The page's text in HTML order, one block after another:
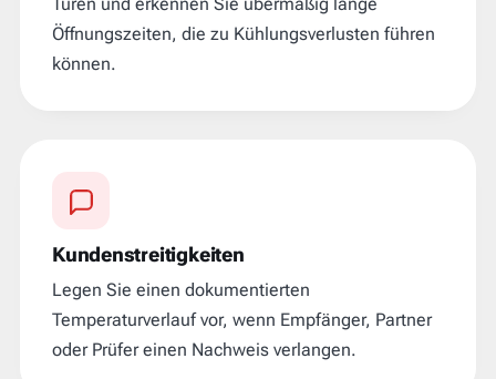
Türen und erkennen Sie übermäßig lange
Öffnungszeiten, die zu Kühlungsverlusten führen
können.
Kundenstreitigkeiten
Legen Sie einen dokumentierten
Temperaturverlauf vor, wenn Empfänger, Partner
oder Prüfer einen Nachweis verlangen.